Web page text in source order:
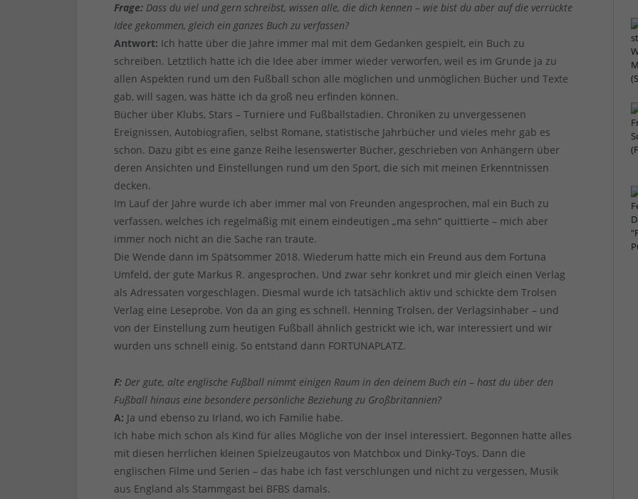
Frage: Dass du viel und gern schreibst, wissen alle, die dich kennen – wie bist du aber auf die verrückte
Idee gekommen, gleich ein ganzes Buch zu verfassen?
Antwort: Ich hatte über die Jahre immer mal mit dem Gedanken gespielt, ein Buch zu
schreiben. Letztlich hatte ich die Idee aber immer wieder verworfen, weil es im Grunde ja zu
allen Aspekten rund um den Fußball schon alle möglichen und unmöglichen Bücher und Texte
gab, will sagen, was hätte ich da groß neu erfinden können.
Bücher über Klubs, Stars – Turniere und Fußballstadien. Chroniken zu unvergessenen
Ereignissen, Autobiografien, selbst Romane, statistische Jahrbücher und vieles mehr gab es
schon. Dazu gibt es eine ganze Reihe lesenswerter Bücher, geschrieben von Anhängern über
deren Ansichten und Einstellungen rund um den Sport, die sich mit meinen Erkenntnissen
decken.
Im Lauf der Jahre wurde ich aber immer mal von Freunden angesprochen, mal ein Buch zu
verfassen, welches ich regelmäßig mit einem eindeutigen „ma sehn“ quittierte – mich aber
immer noch nicht an die Sache ran traute.
Die Wende dann im Spätsommer 2018. Wiederum hatte mich ein Freund aus dem Fortuna
Umfeld, der gute Markus R. angesprochen. Und zwar sehr konkret und mir gleich einen Verlag
als Adressaten vorgeschlagen. Diesmal wurde ich tatsächlich aktiv und schickte dem Trolsen
Verlag eine Leseprobe. Von da an ging es schnell. Henning Trolsen, der Verlagsinhaber – und
von der Einstellung zum heutigen Fußball ähnlich gestrickt wie ich, war interessiert und wir
wurden uns schnell einig. So entstand dann FORTUNAPLATZ.
F: Der gute, alte englische Fußball nimmt einigen Raum in den deinem Buch ein – hast du über den
Fußball hinaus eine besondere persönliche Beziehung zu Großbritannien?
A: Ja und ebenso zu Irland, wo ich Familie habe.
Ich habe mich schon als Kind für alles Mögliche von der Insel interessiert. Begonnen hatte alles
mit diesen herrlichen kleinen Spielzeugautos von Matchbox und Dinky-Toys. Dann die
englischen Filme und Serien – das habe ich fast verschlungen und nicht zu vergessen, Musik
aus England als Stammgast bei BFBS damals.